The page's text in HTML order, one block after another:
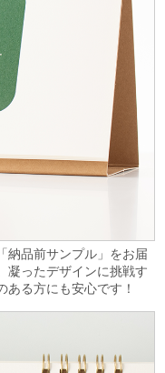
納品前サンプル」をお届
凝ったデザインに挑戦す
ある方にも安心です！